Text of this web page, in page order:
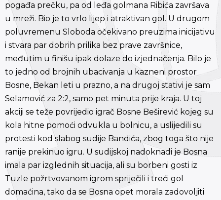
pogađa prečku, pa od leđa golmana Ribića završava
u mreži. Bio je to vrlo lijep i atraktivan gol. U drugom
poluvremenu Sloboda očekivano preuzima inicijativu
i stvara par dobrih prilika bez prave završnice,
međutim u finišu ipak dolaze do izjednačenja. Bilo je
to jedno od brojnih ubacivanja u kazneni prostor
Bosne, Bekan leti u prazno, a na drugoj stativi je sam
Selamović za 2:2, samo pet minuta prije kraja. U toj
akciji se teže povrijedio igrač Bosne Beširević kojeg su
kola hitne pomoći odvukla u bolnicu, a uslijedili su
protesti kod slabog sudije Bandića, zbog toga što nije
ranije prekinuo igru. U sudijskoj nadoknadi je Bosna
imala par izglednih situacija, ali su borbeni gosti iz
Tuzle požrtvovanom igrom spriječili i treći gol
domaćina, tako da se Bosna opet morala zadovoljiti